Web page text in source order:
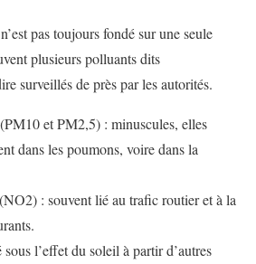
pas toujours fondé sur une seule
plusieurs polluants dits
surveillés de près par les autorités.
(PM10 et PM2,5) : minuscules, elles
dans les poumons, voire dans la
(NO2) : souvent lié au trafic routier et à la
l’effet du soleil à partir d’autres